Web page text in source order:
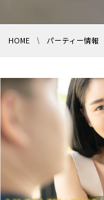
HOME パーティー情報